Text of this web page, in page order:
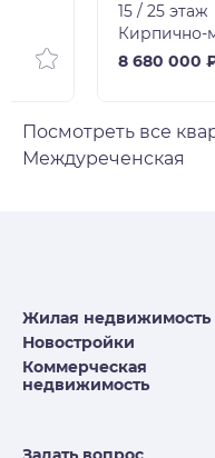
15 / 25 этаж
Кирпично-
8 680 000
Посмотреть все
Междуреченская
Жилая недвижимость
Новостройки
Коммерческая
недвижимость